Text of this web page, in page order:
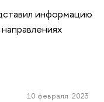
информацию
10 февраля 2023